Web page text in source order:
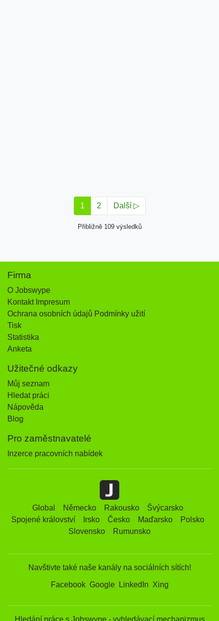
1 2 Další ▷
Přibližně 109 výsledků
Firma
O Jobswype
Kontakt Impresum
Ochrana osobních údajů Podmínky užití
Tisk
Statistika
Anketa
Užitečné odkazy
Můj seznam
Hledat práci
Nápověda
Blog
Pro zaměstnavatelé
Inzerce pracovních nabídek
Global Německo Rakousko
Švýcarsko
Spojené království
Irsko Česko Maďarsko
Polsko
Slovensko
Rumunsko
Navštivte také naše kanály na sociálních sítích!
Facebook Google LinkedIn Xing
Hledání práce s Jobswype - vyhledávací mechanizmus